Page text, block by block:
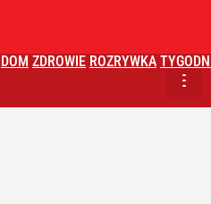
DOM ZDROWIE ROZRYWKA